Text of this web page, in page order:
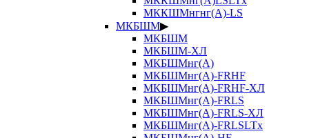
МККШМнгнг(А)-LS
МКБШМ▶
МКБШМ
МКБШМ-ХЛ
МКБШМнг(А)
МКБШМнг(А)-FRHF
МКБШМнг(А)-FRHF-ХЛ
МКБШМнг(А)-FRLS
МКБШМнг(А)-FRLS-ХЛ
МКБШМнг(А)-FRLSLTx